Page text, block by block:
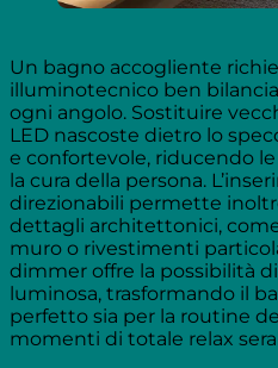
Un bagno accogliente
illuminotecnico ben
ogni angolo. Sostituire
LED nascoste dietro lo
e confortevole, riducendo
la cura della persona.
direzionabili permette
dettagli architettonici,
muro o rivestimenti
dimmer offre la possibilità
luminosa, trasformando il
perfetto sia per la routine
momenti di totale relax